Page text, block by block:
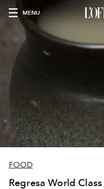
MENU
FOOD
Regresa World